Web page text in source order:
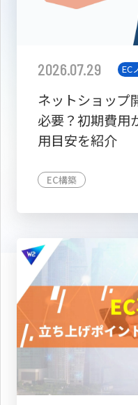
2026.07.29 EC
ネットショップ
必要？初期費用
用目安を紹介
EC構築